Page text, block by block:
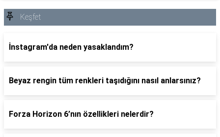
Keşfet
İnstagram'da neden yasaklandım?
Beyaz rengin tüm renkleri taşıdığını nasıl anlarsınız?
Forza Horizon 6’nın özellikleri nelerdir?